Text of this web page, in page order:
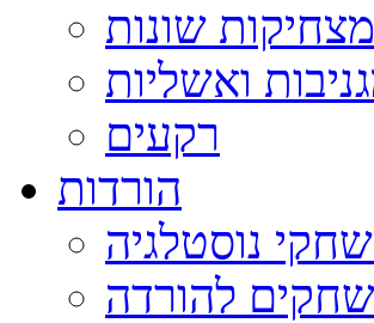
שונות
ואשליות
רקעים
הורדות
נוסטלגיה
להורדה